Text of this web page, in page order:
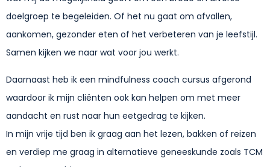
doelgroep te begeleiden. Of het nu gaat om afvallen,
aankomen, gezonder eten of het verbeteren van je leefstijl.
Samen kijken we naar wat voor jou werkt.
Daarnaast heb ik een mindfulness coach cursus afgerond
waardoor ik mijn cliënten ook kan helpen om met meer
aandacht en rust naar hun eetgedrag te kijken.
In mijn vrije tijd ben ik graag aan het lezen, bakken of reizen
en verdiep me graag in alternatieve geneeskunde zoals TCM